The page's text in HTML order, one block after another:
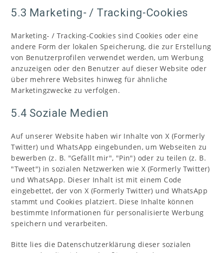
5.3 Marketing- / Tracking-Cookies
Marketing- / Tracking-Cookies sind Cookies oder eine
andere Form der lokalen Speicherung, die zur Erstellung
von Benutzerprofilen verwendet werden, um Werbung
anzuzeigen oder den Benutzer auf dieser Website oder
über mehrere Websites hinweg für ähnliche
Marketingzwecke zu verfolgen.
5.4 Soziale Medien
Auf unserer Website haben wir Inhalte von X (Formerly
Twitter) und WhatsApp eingebunden, um Webseiten zu
bewerben (z. B. "Gefällt mir", "Pin") oder zu teilen (z. B.
"Tweet") in sozialen Netzwerken wie X (Formerly Twitter)
und WhatsApp. Dieser Inhalt ist mit einem Code
eingebettet, der von X (Formerly Twitter) und WhatsApp
stammt und Cookies platziert. Diese Inhalte können
bestimmte Informationen für personalisierte Werbung
speichern und verarbeiten.
Bitte lies die Datenschutzerklärung dieser sozialen